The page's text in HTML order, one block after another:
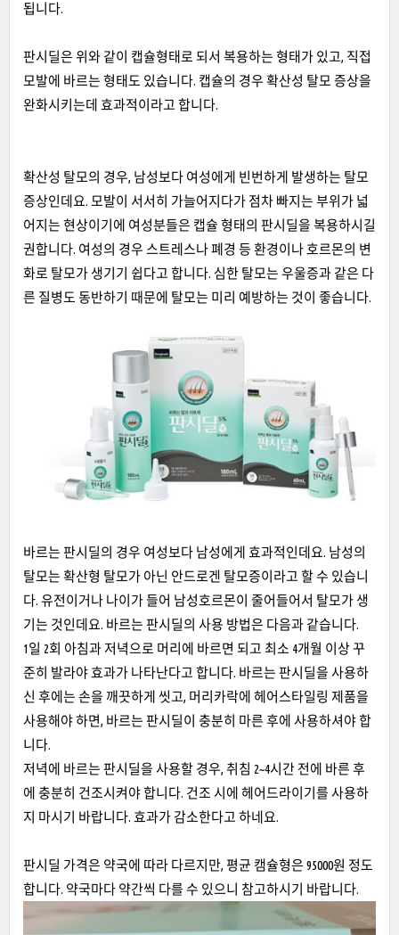
됩니다.
판시딜은 위와 같이 캡슐형태로 되서 복용하는 형태가 있고, 직접
모발에 바르는 형태도 있습니다. 캡슐의 경우 확산성 탈모 증상을
완화시키는데 효과적이라고 합니다.
확산성 탈모의 경우, 남성보다 여성에게 빈번하게 발생하는 탈모
증상인데요. 모발이 서서히 가늘어지다가 점차 빠지는 부위가 넓
어지는 현상이기에 여성분들은 캡슐 형태의 판시딜을 복용하시길
권합니다. 여성의 경우 스트레스나 폐경 등 환경이나 호르몬의 변
화로 탈모가 생기기 쉽다고 합니다. 심한 탈모는 우울증과 같은 다
른 질병도 동반하기 때문에 탈모는 미리 예방하는 것이 좋습니다.
바르는 판시딜의 경우 여성보다 남성에게 효과적인데요. 남성의
탈모는 확산형 탈모가 아닌 안드로겐 탈모증이라고 할 수 있습니
다. 유전이거나 나이가 들어 남성호르몬이 줄어들어서 탈모가 생
기는 것인데요. 바르는 판시딜의 사용 방법은 다음과 같습니다.
1일 2회 아침과 저녁으로 머리에 바르면 되고 최소 4개월 이상 꾸
준히 발라야 효과가 나타난다고 합니다. 바르는 판시딜을 사용하
신 후에는 손을 깨끗하게 씻고, 머리카락에 헤어스타일링 제품을
사용해야 하면, 바르는 판시딜이 충분히 마른 후에 사용하셔야 합
니다.
저녁에 바르는 판시딜을 사용할 경우, 취침 2~4시간 전에 바른 후
에 충분히 건조시켜야 합니다. 건조 시에 헤어드라이기를 사용하
지 마시기 바랍니다. 효과가 감소한다고 하네요.
판시딜 가격은 약국에 따라 다르지만, 평균 캠슐형은 95000원 정도
합니다. 약국마다 약간씩 다를 수 있으니 참고하시기 바랍니다.